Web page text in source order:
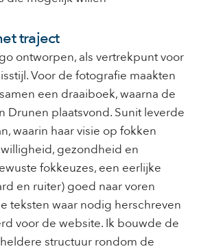
traject
ontworpen, als vertrekpunt voor
Voor de fotografie maakten
een draaiboek, waarna de
Drunen plaatsvond. Sunit leverde
waarin haar visie op fokken
gezondheid en
fokkeuzes, een eerlijke
en ruiter) goed naar voren
teksten waar nodig herschreven
voor de website. Ik bouwde de
structuur rondom de